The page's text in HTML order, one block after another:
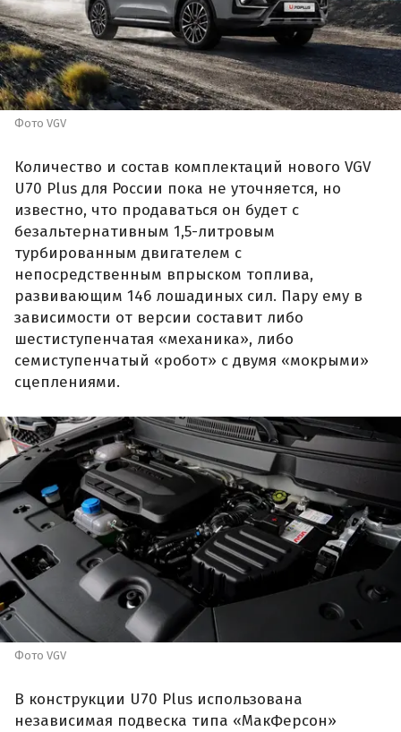
Фото VGV
Количество и состав комплектаций нового VGV
U70 Plus для России пока не уточняется, но
известно, что продаваться он будет с
безальтернативным 1,5-литровым
турбированным двигателем с
непосредственным впрыском топлива,
развивающим 146 лошадиных сил. Пару ему в
зависимости от версии составит либо
шестиступенчатая «механика», либо
семиступенчатый «робот» с двумя «мокрыми»
сцеплениями.
Фото VGV
В конструкции U70 Plus использована
независимая подвеска типа «МакФерсон»